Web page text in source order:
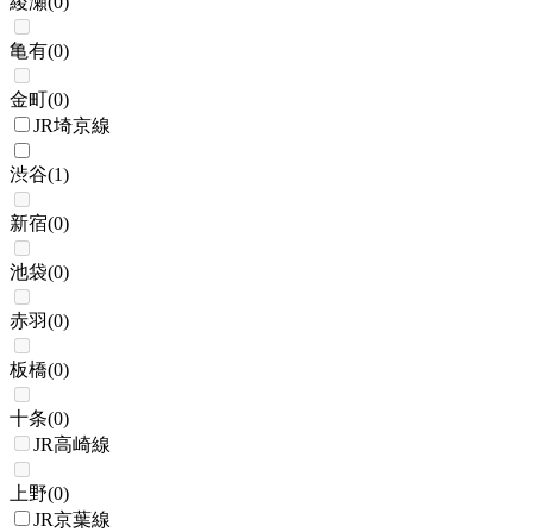
亀有(0)
金町(0)
JR埼京線
渋谷(1)
新宿(0)
池袋(0)
赤羽(0)
板橋(0)
十条(0)
JR高崎線
上野(0)
JR京葉線